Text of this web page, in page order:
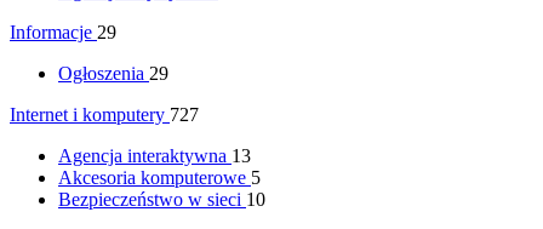
Informacje 29
Ogłoszenia 29
Internet i komputery 727
Agencja interaktywna 13
Akcesoria komputerowe 5
Bezpieczeństwo w sieci 10